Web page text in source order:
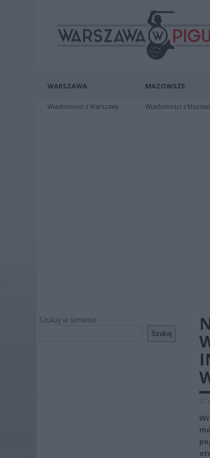
WARSZAWA
Wiadomości z Warszawy
MAZOWSZE
Wiadomości z
Szukaj w serwisie
Szukaj
27